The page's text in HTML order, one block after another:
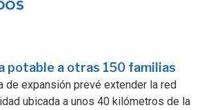
potable a otras 150 familias
de expansión prevé extender la red
ubicada a unos 40 kilómetros de la